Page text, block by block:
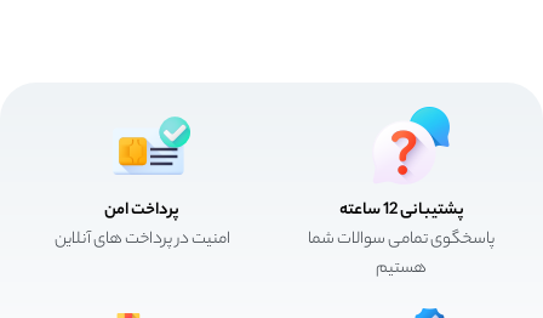
پشتیبانی 12 ساعته
پاسخگوی تمامی سوالات شما
هستیم
پرداخت امن
امنیت در پرداخت های آنلاین